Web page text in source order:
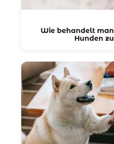
Wie behandelt
Hunden